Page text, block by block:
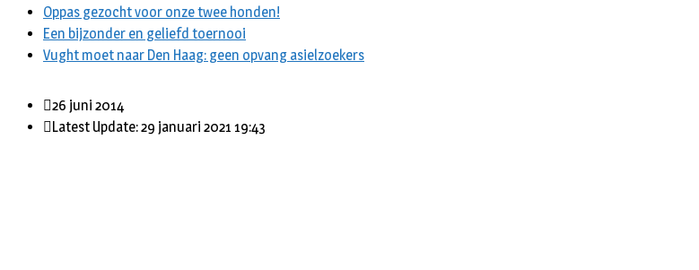
Oppas gezocht voor onze twee honden!
Een bijzonder en geliefd toernooi
Vught moet naar Den Haag: geen opvang asielzoekers
26 juni 2014
Latest Update: 29 januari 2021 19:43